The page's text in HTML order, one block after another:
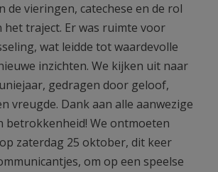
de vieringen, catechese en de rol
het traject. Er was ruimte voor
wat leidde tot waardevolle
inzichten. We kijken uit naar
gedragen door geloof,
vreugde. Dank aan alle aanwezige
betrokkenheid! We ontmoeten
zaterdag 25 oktober, dit keer
om op een speelse